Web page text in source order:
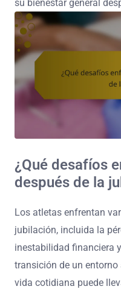
su bienestar general
¿Qué desafíos
después de la
Los atletas enfrentan
jubilación, incluida la
inestabilidad financiera
transición de un
vida cotidiana puede